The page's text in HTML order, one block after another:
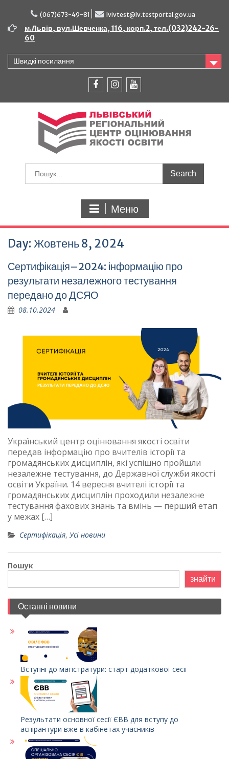
вмісту
(067)673-49-81 lvivtest@lv.testportal.gov.ua
м.Львів, вул.Шевченка, 116, корп.2, тел.(032)242-26-
60
Швидкі посилання
Меню
Day: Жовтень 8, 2024
Сертифікація–2024: інформацію про
результати незалежного тестування
передано до ДСЯО
08.10.2024
Український центр оцінювання якості освіти
передав інформацію про вчителів історії та
громадянських дисциплін, які успішно пройшли
незалежне тестування, до Державної служби якості
освіти України. 14 вересня вчителі історії та
громадянських дисциплін проходили незалежне
тестування фахових знань та вмінь — перший етап
у межах […]
Сертифікація, Усі новини
Пошук
знайти
Останні новини
Вступні до магістратури: старт додаткової сесії
Результати основної сесії ЄВВ для вступу до
аспірантури вже в кабінетах учасників